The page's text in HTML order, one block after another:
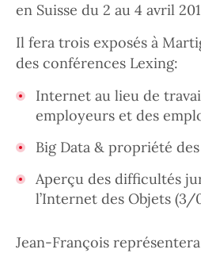
en Suisse du 2 au 4 avril
Il fera trois exposés à
des conférences Lexing:
Internet au lieu de
employeurs et des
Big Data & propriété
Aperçu des difficultés
l’Internet des Objets (3/
Jean-François